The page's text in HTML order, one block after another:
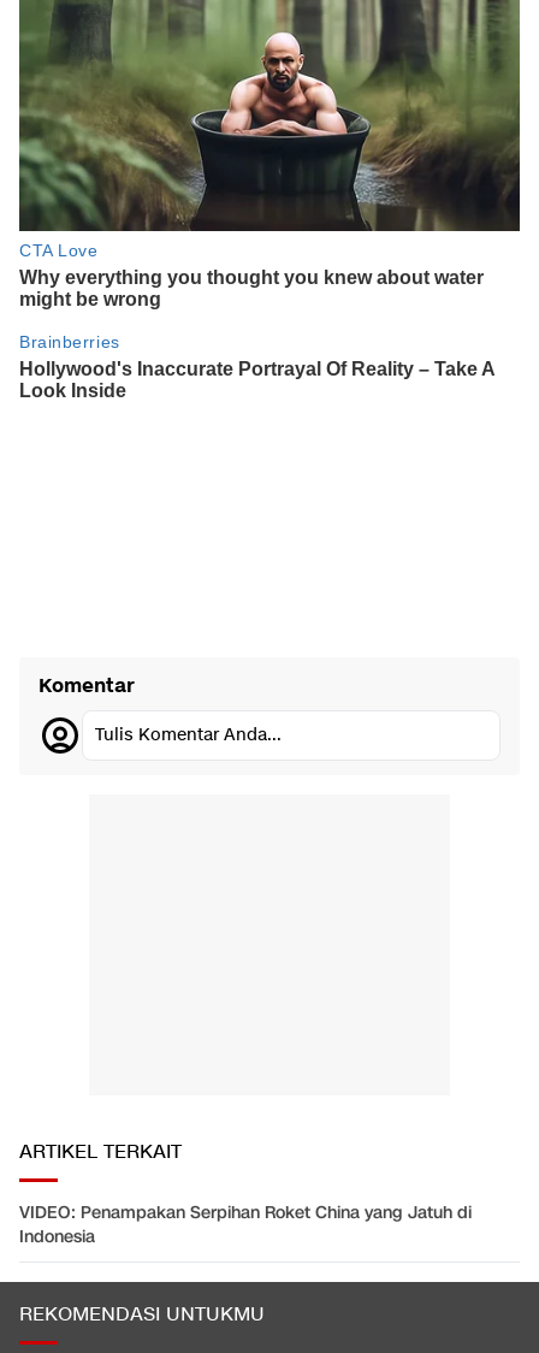
Komentar
Tulis Komentar Anda...
ARTIKEL TERKAIT
VIDEO: Penampakan Serpihan Roket China yang Jatuh di
Indonesia
REKOMENDASI UNTUKMU